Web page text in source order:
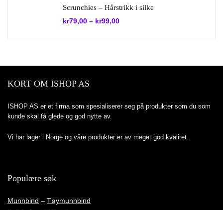
Scrunchies – Hårstrikk i silke
kr79,00 – kr99,00
KORT OM ISHOP AS
ISHOP AS er et firma som spesialiserer seg på produkter som du som
kunde skal få glede og god nytte av.
Vi har lager i Norge og våre produkter er av meget god kvalitet.
Populære søk
Munnbind – Tøymunnbind